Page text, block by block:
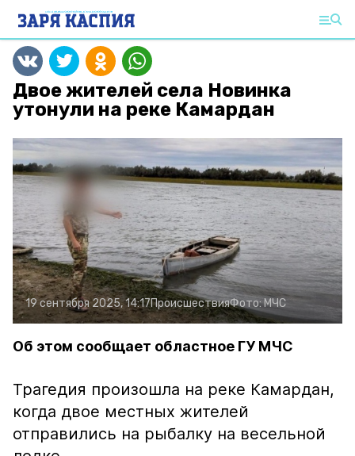
Двое жителей села Новинка
утонули на реке Камардан
19 сентября 2025, 14:17ПроисшествияФото:МЧС
Об этом сообщает областное ГУ МЧС
Трагедия произошла на реке Камардан,
когда двое местных жителей
отправились на рыбалку на весельной